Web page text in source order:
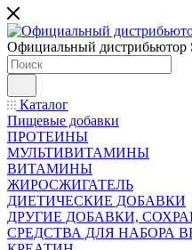
Официальный дистрибьютор
Каталог
Пищевые добавки
ПРОТЕИНЫ
МУЛЬТИВИТАМИНЫ
ВИТАМИНЫ
ЖИРОСЖИГАТЕЛЬ
ДИЕТИЧЕСКИЕ ДОБАВКИ
ДРУГИЕ ДОБАВКИ,
СРЕДСТВА ДЛЯ НАБОРА